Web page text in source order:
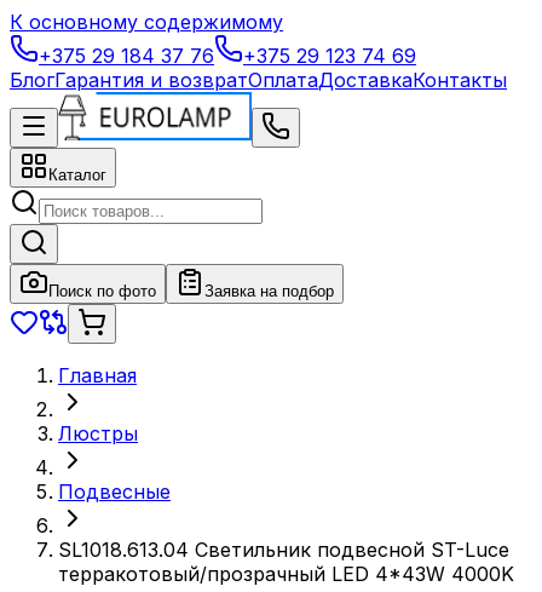
К основному содержимому
+375 29 184 37 76
+375 29 123 74 69
БлогГарантия и возвратОплатаДоставкаКонтакты
Каталог
Поиск по фото Заявка на подбор
Главная
Люстры
Подвесные
SL1018.613.04 Светильник подвесной ST-Luce
терракотовый/прозрачный LED 4*43W 4000K